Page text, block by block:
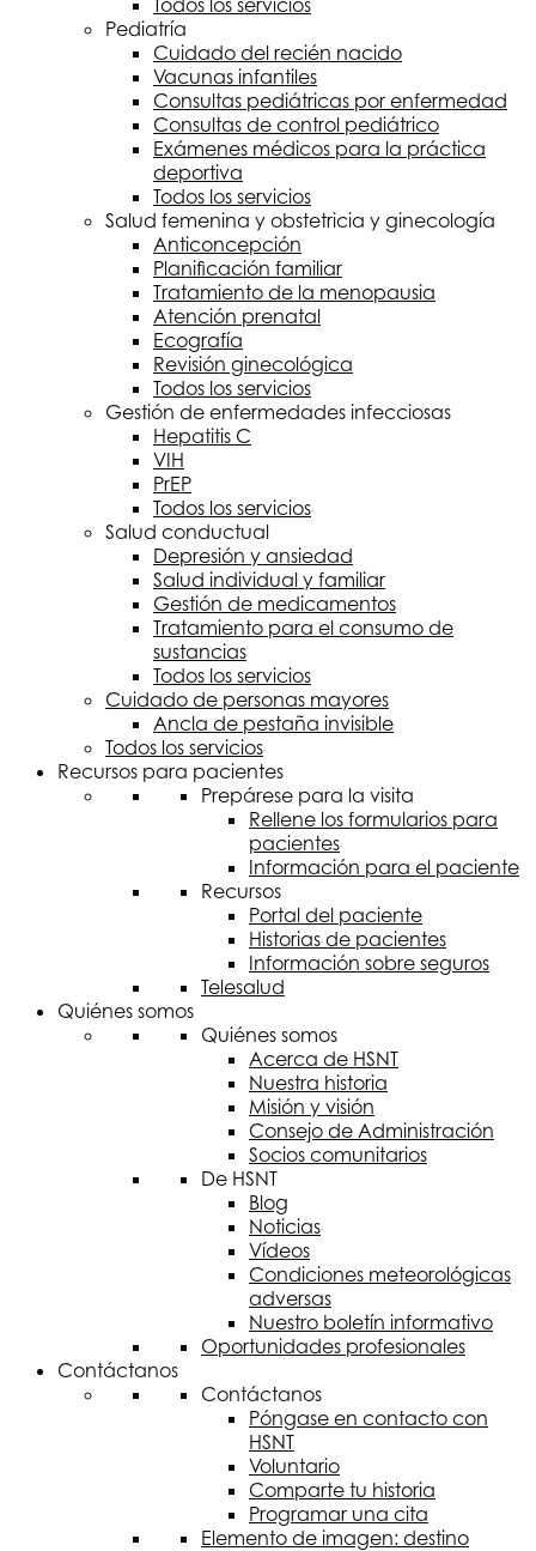
Todos los servicios
Pediatría
Cuidado del recién nacido
Vacunas infantiles
Consultas pediátricas por enfermedad
Consultas de control pediátrico
Exámenes médicos para la práctica
deportiva
Todos los servicios
Salud femenina y obstetricia y ginecología
Anticoncepción
Planificación familiar
Tratamiento de la menopausia
Atención prenatal
Ecografía
Revisión ginecológica
Todos los servicios
Gestión de enfermedades infecciosas
Hepatitis C
VIH
PrEP
Todos los servicios
Salud conductual
Depresión y ansiedad
Salud individual y familiar
Gestión de medicamentos
Tratamiento para el consumo de
sustancias
Todos los servicios
Cuidado de personas mayores
Ancla de pestaña invisible
Todos los servicios
Recursos para pacientes
Prepárese para la visita
Rellene los formularios para
pacientes
Información para el paciente
Recursos
Portal del paciente
Historias de pacientes
Información sobre seguros
Telesalud
Quiénes somos
Quiénes somos
Acerca de HSNT
Nuestra historia
Misión y visión
Consejo de Administración
Socios comunitarios
De HSNT
Blog
Noticias
Vídeos
Condiciones meteorológicas
adversas
Nuestro boletín informativo
Oportunidades profesionales
Contáctanos
Contáctanos
Póngase en contacto con
HSNT
Voluntario
Comparte tu historia
Programar una cita
Elemento de imagen: destino